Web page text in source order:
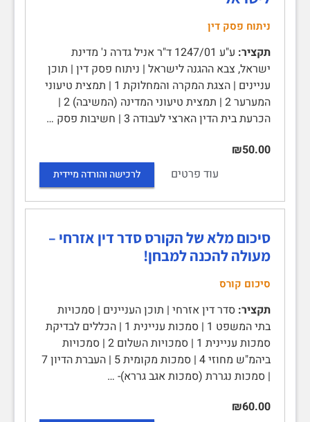
ניתוח פסק דין
תקציר:
ע"ע 1247/01 ד"ר אניל גדרה נ' מדינת
ישראל, צבא ההגנה לישראל | ניתוח פסק דין | תוכן
עניינים | הצגת המקרה והמחלוקת 1 | תמצית טיעוני
המערער 2 | תמצית טיעוני המדינה (המשיבה) 2 |
הכרעת בית הדין הארצי לעבודה 3 | חשיבות פסק …
₪50.00
עוד פרטים
לרכישה והורדה מיידית
סיכום מלא של הקורס סדר דין אזרחי –
מעולה להכנה למבחן!
סיכום קורס
תקציר: סדר דין אזרחי | תוכן העניינים | סמכויות
בתי המשפט 1 | סמכות עניינית 1 | הכללים לבדיקת
סמכות עניינית 1 | סמכויות השלום 2 | סמכויות
ביהמ"ש מחוזי 4 | סמכות מקומית 5 | העברת הדיון 7
| סמכות נגררת (סמכות אגב גררא)- …
₪60.00